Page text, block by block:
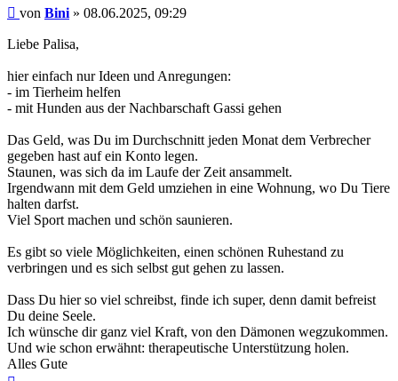
Beitrag
von Bini » 08.06.2025, 09:29
Liebe Palisa,
hier einfach nur Ideen und Anregungen:
- im Tierheim helfen
- mit Hunden aus der Nachbarschaft Gassi gehen
Das Geld, was Du im Durchschnitt jeden Monat dem Verbrecher
gegeben hast auf ein Konto legen.
Staunen, was sich da im Laufe der Zeit ansammelt.
Irgendwann mit dem Geld umziehen in eine Wohnung, wo Du Tiere
halten darfst.
Viel Sport machen und schön saunieren.
Es gibt so viele Möglichkeiten, einen schönen Ruhestand zu
verbringen und es sich selbst gut gehen zu lassen.
Dass Du hier so viel schreibst, finde ich super, denn damit befreist
Du deine Seele.
Ich wünsche dir ganz viel Kraft, von den Dämonen wegzukommen.
Und wie schon erwähnt: therapeutische Unterstützung holen.
Alles Gute